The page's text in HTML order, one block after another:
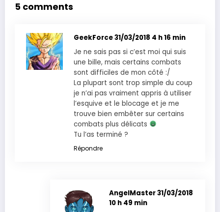
5 comments
GeekForce31/03/2018 4 h 16 min
Je ne sais pas si c’est moi qui suis
une bille, mais certains combats
sont difficiles de mon côté :/
La plupart sont trop simple du coup
je n’ai pas vraiment appris à utiliser
l’esquive et le blocage et je me
trouve bien embêter sur certains
combats plus délicats
Tu l’as terminé ?
Répondre
AngelMaster31/03/2018
10 h 49 min